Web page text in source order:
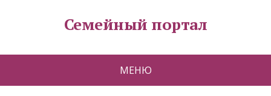
Семейный портал
МЕНЮ